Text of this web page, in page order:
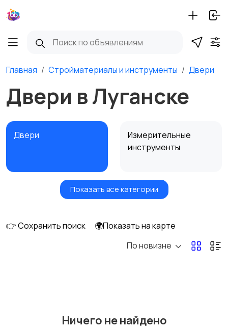
Главная Стройматериалы и инструменты Двери
Двери в Луганске
Двери
Измерительные
инструменты
Отопление и
Ручные инструменты
водоснабжение
Показать все категории
👉 Сохранить поиск
🌍Показать на карте
По новизне
Ничего не найдено